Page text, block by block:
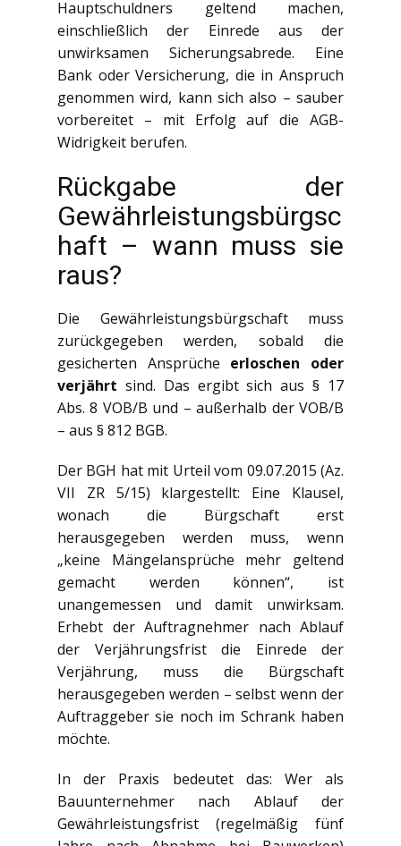
Hauptschuldners geltend machen,
einschließlich der Einrede aus der
unwirksamen Sicherungsabrede. Eine
Bank oder Versicherung, die in Anspruch
genommen wird, kann sich also – sauber
vorbereitet – mit Erfolg auf die AGB-
Widrigkeit berufen.
Rückgabe der
Gewährleistungsbürgsc
haft – wann muss sie
raus?
Die Gewährleistungsbürgschaft muss
zurückgegeben werden, sobald die
gesicherten Ansprüche erloschen oder
verjährt sind. Das ergibt sich aus § 17
Abs. 8 VOB/B und – außerhalb der VOB/B
– aus § 812 BGB.
Der BGH hat mit Urteil vom 09.07.2015 (Az.
VII ZR 5/15) klargestellt: Eine Klausel,
wonach die Bürgschaft erst
herausgegeben werden muss, wenn
„keine Mängelansprüche mehr geltend
gemacht werden können“, ist
unangemessen und damit unwirksam.
Erhebt der Auftragnehmer nach Ablauf
der Verjährungsfrist die Einrede der
Verjährung, muss die Bürgschaft
herausgegeben werden – selbst wenn der
Auftraggeber sie noch im Schrank haben
möchte.
In der Praxis bedeutet das: Wer als
Bauunternehmer nach Ablauf der
Gewährleistungsfrist (regelmäßig fünf